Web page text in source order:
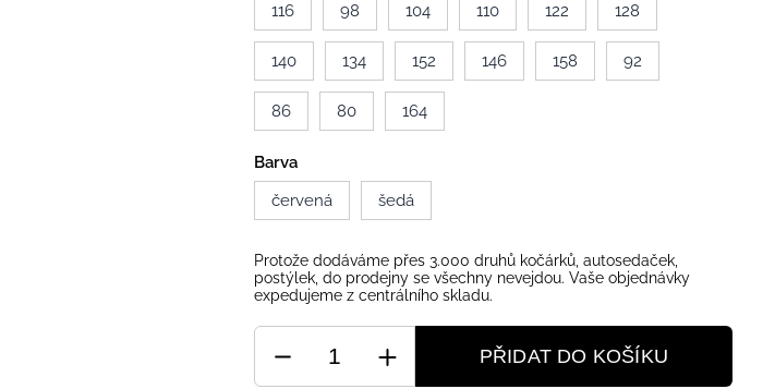
116
98 104 110 122 128
140 134 152 146 158 92
86 80 164
Barva
červená
šedá
Protože dodáváme přes 3.000 druhů kočárků, autosedaček,
postýlek, do prodejny se všechny nevejdou. Vaše objednávky
expedujeme z centrálního skladu.
PŘIDAT DO KOŠÍKU